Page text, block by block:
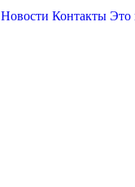
Новости Контакты Это